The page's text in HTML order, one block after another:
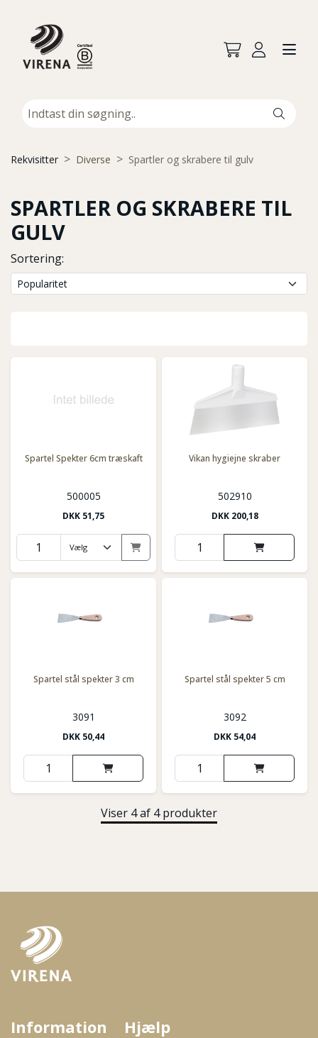
Rekvisitter Diverse Spartler og skrabere til gulv
SPARTLER OG SKRABERE TIL
GULV
Sortering:
Spartel Spekter 6cm træskaft
500005
DKK 51,75
Vikan hygiejne skraber
502910
DKK 200,18
Spartel stål spekter 3 cm
3091
DKK 50,44
Spartel stål spekter 5 cm
3092
DKK 54,04
Viser 4 af 4 produkter
Information Hjælp